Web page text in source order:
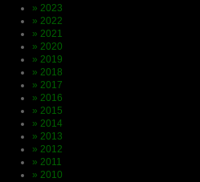
» 2023
» 2022
» 2021
» 2020
» 2019
» 2018
» 2017
» 2016
» 2015
» 2014
» 2013
» 2012
» 2011
» 2010